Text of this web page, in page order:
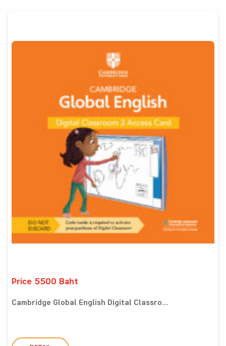
Price 5500 Baht
Cambridge Global English Digital Classro...